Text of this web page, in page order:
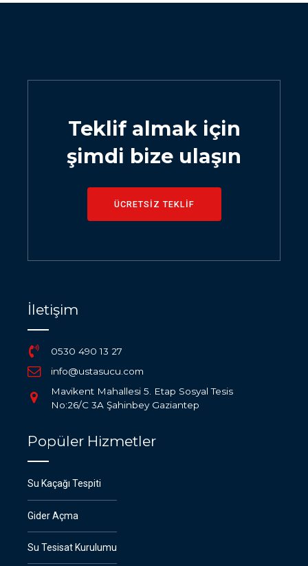
Teklif almak için
şimdi bize ulaşın
ÜCRETSİZ TEKLİF
İletişim
0530 490 13 27
info@ustasucu.com
Mavikent Mahallesi 5. Etap Sosyal Tesis
No:26/C 3A Şahinbey Gaziantep
Popüler Hizmetler
Su Kaçağı Tespiti
Gider Açma
Su Tesisat Kurulumu